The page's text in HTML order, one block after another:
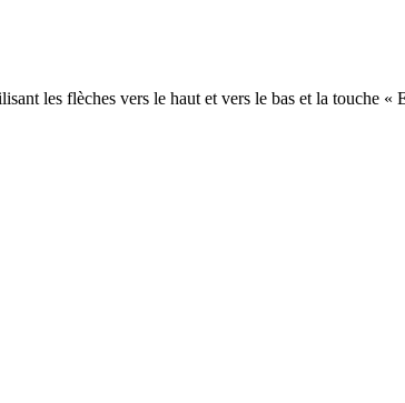
les flèches vers le haut et vers le bas et la touche «